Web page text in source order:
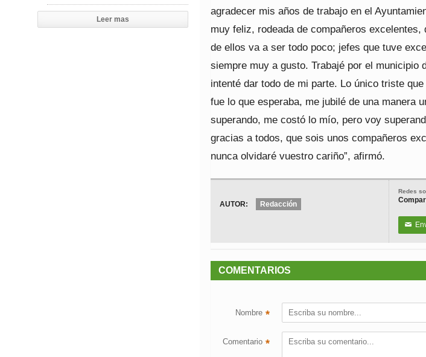
agradecer mis años de trabajo en el
muy feliz, rodeada de compañeros excelentes,
de ellos va a ser todo poco; jefes que tuve
siempre muy a gusto. Trabajé por el municipio
intenté dar todo de mi parte. Lo único triste
fue lo que esperaba, me jubilé de una manera
superando, me costó lo mío, pero voy
gracias a todos, que sois unos compañeros
nunca olvidaré vuestro cariño”, afirmó.
Redes
✉
AUTOR: Redacción
COMENTARIOS
Nombre *
Comentario *
Leer mas